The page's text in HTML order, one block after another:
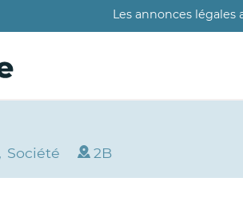
Les annonces légales
Société 2B